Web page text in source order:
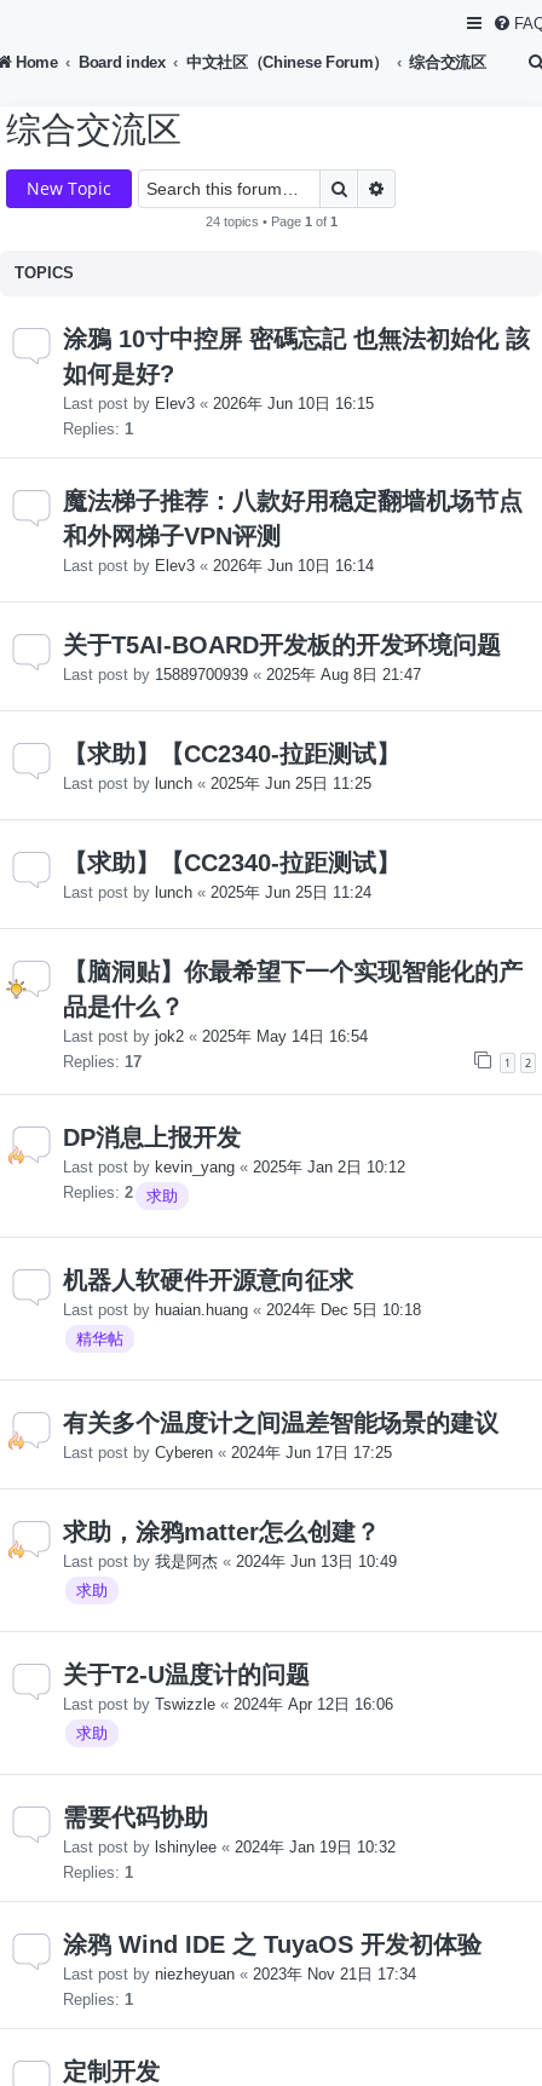
Home Board index 中文社区（Chinese Forum） 综合交流区
综合交流区
New Topic Search
24 topics • Page 1 of 1
TOPICS
涂鴉 10寸中控屏 密碼忘記 也無法初始化 該
如何是好?
Last post by Elev3 « 2026年 Jun 10日 16:15
Replies: 1
魔法梯子推荐：八款好用稳定翻墙机场节点
和外网梯子VPN评测
Last post by Elev3 « 2026年 Jun 10日 16:14
关于T5AI-BOARD开发板的开发环境问题
Last post by 15889700939 « 2025年 Aug 8日 21:47
【求助】【CC2340-拉距测试】
Last post by lunch « 2025年 Jun 25日 11:25
【求助】【CC2340-拉距测试】
Last post by lunch « 2025年 Jun 25日 11:24
【脑洞贴】你最希望下一个实现智能化的产
品是什么？
Last post by jok2 « 2025年 May 14日 16:54
Replies: 17 1 2
DP消息上报开发
Last post by kevin_yang « 2025年 Jan 2日 10:12
Replies: 2 求助
机器人软硬件开源意向征求
Last post by huaian.huang « 2024年 Dec 5日 10:18
精华帖
有关多个温度计之间温差智能场景的建议
Last post by Cyberen « 2024年 Jun 17日 17:25
求助，涂鸦matter怎么创建？
Last post by 我是阿杰 « 2024年 Jun 13日 10:49
求助
关于T2-U温度计的问题
Last post by Tswizzle « 2024年 Apr 12日 16:06
求助
需要代码协助
Last post by lshinylee « 2024年 Jan 19日 10:32
Replies: 1
涂鸦 Wind IDE 之 TuyaOS 开发初体验
Last post by niezheyuan « 2023年 Nov 21日 17:34
Replies: 1
定制开发